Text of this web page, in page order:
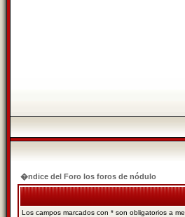
�ndice del Foro los foros de nódulo
Los campos marcados con * son obligatorios a